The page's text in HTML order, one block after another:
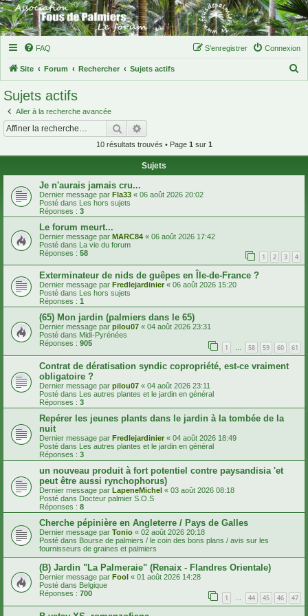
FAQ Connexion
S’enregistrer
Site Forum Rechercher Sujets actifs
r
Sujets actifs
Aller à la recherche avancée
Rechercher
10 résultats trouvés • Page 1 sur 1
Sujets
Je n'aurais jamais cru...
Dernier message par Fla33 « 06 août 2026 20:02
Posté dans Les hors sujets
Réponses : 3
Le forum meurt...
Dernier message par MARC84 « 06 août 2026 17:42
Posté dans La vie du forum
Réponses : 58 1 2 3 4
Exterminateur de nids de guêpes en Île-de-France ?
Dernier message par Fredlejardinier« 06 août 2026 15:20
Posté dans
Les hors sujets
Réponses : 1
(65) Mon jardin (palmiers dans le 65)
Dernier message par pilou07 « 04 août 2026 23:31
Posté dans Midi-Pyrénées
Réponses : 905 1 … 58 59 60 61
Contrat de dératisation syndic copropriété, est-ce vraiment
obligatoire ?
Dernier message par pilou07 « 04 août 2026 23:11
Posté dans Les autres plantes et le jardin en général
Réponses : 3
Repérer les jeunes plants dans le jardin à la tombée de la
nuit
Dernier message par Fredlejardinier « 04 août 2026 18:49
Posté dans Les autres plantes et le jardin en général
Réponses : 3
un nouveau produit à fort potentiel contre paysandisia 'et
peut être aussi rynchophorus)
Dernier message par LapeneMichel « 03 août 2026 08:18
Posté dans Docteur palmier S.O.S
Réponses : 8
Cherche pépinière en Angleterre / Pays de Galles
Dernier message par Tonio « 02 août 2026 20:18
Posté dans Bourse de palmiers / le coin des bons plans / avis sur les
fournisseurs de graines et palmiers
(B) Jardin "La Palmeraie" (Renaix - Flandres Orientale)
Dernier message par Fool « 01 août 2026 14:28
Posté dans Belgique
Réponses : 700 1 44 45 46 47